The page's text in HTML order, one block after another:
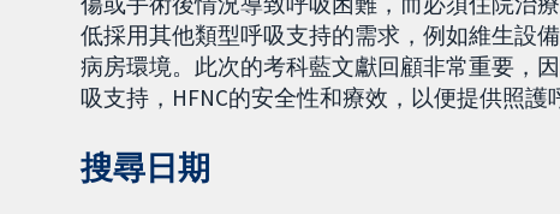
低採用其他類型呼吸支持的需求，例如維生設
病房環境。此次的考科藍文獻回顧非常重要，
吸支持，HFNC的安全性和療效，以便提供照護
搜尋日期